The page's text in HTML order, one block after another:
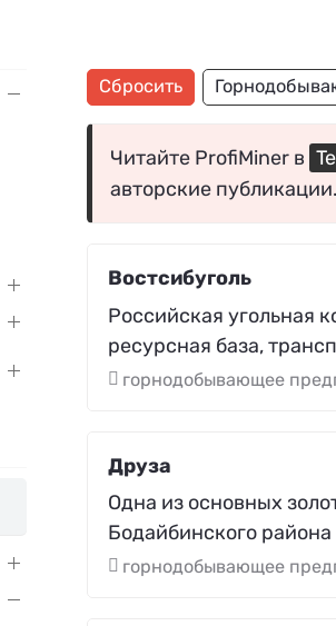
Сбросить
Читайте ProfiMiner в
авторские публикации.
Востсибуголь
Российская угольная
ресурсная база,
горнодобывающее
Друза
Одна из основных
Бодайбинского
горнодобывающее